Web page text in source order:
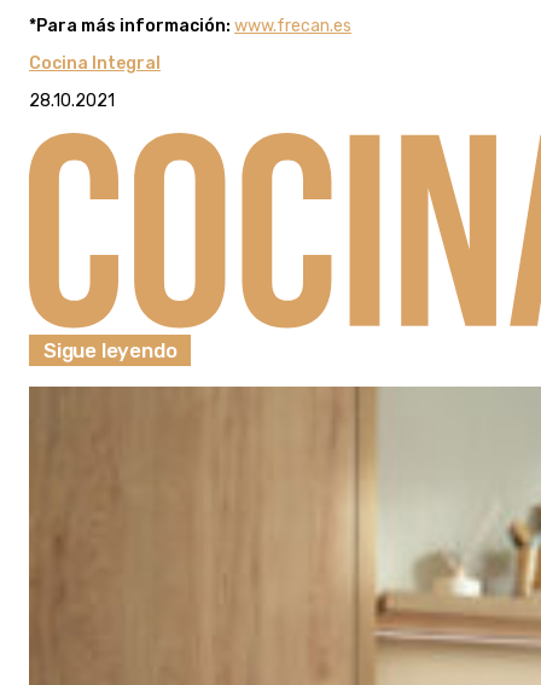
*Para más información: www.frecan.es
Cocina Integral
28.10.2021
Sigue leyendo